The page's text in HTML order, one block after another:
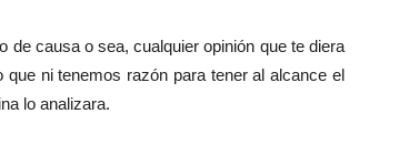
causa o sea, cualquier opinión que te diera
ni tenemos razón para tener al alcance el
lo analizara.